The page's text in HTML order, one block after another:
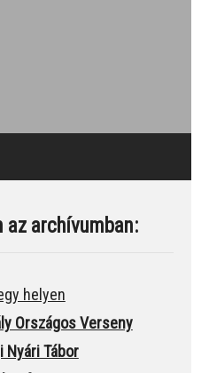
az archívumban:
helyen
Országos Verseny
Nyári Tábor